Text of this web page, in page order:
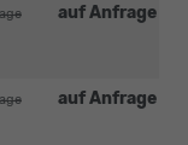
auf Anfrage
auf Anfrage